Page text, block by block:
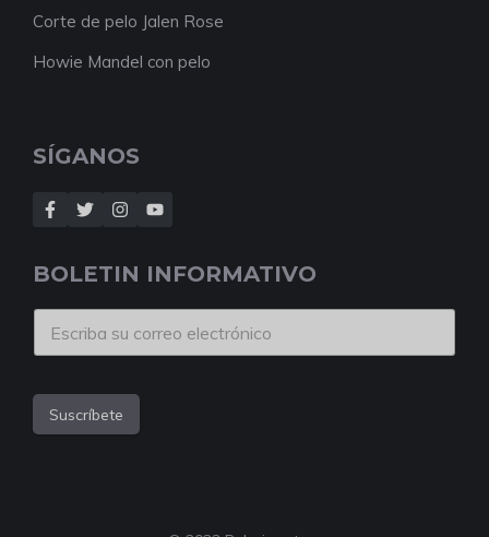
Corte de pelo Jalen Rose
Howie Mandel con pelo
SÍGANOS
BOLETIN INFORMATIVO
Suscríbete